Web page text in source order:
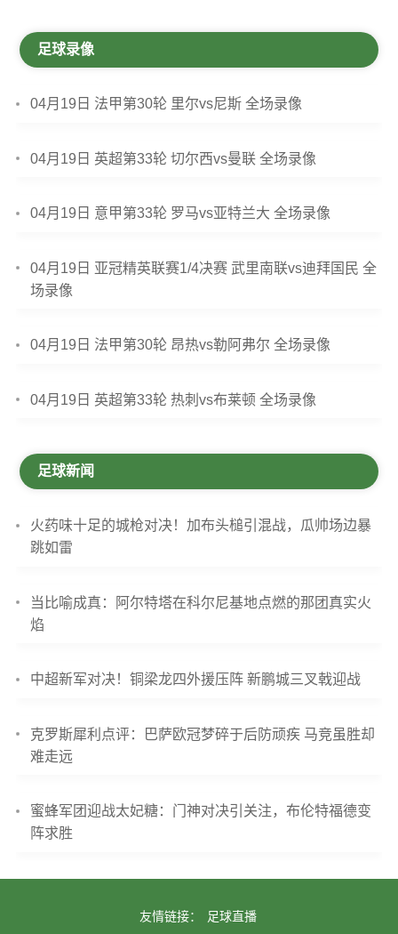
足球录像
04月19日 法甲第30轮 里尔vs尼斯 全场录像
04月19日 英超第33轮 切尔西vs曼联 全场录像
04月19日 意甲第33轮 罗马vs亚特兰大 全场录像
04月19日 亚冠精英联赛1/4决赛 武里南联vs迪拜国民 全
场录像
04月19日 法甲第30轮 昂热vs勒阿弗尔 全场录像
04月19日 英超第33轮 热刺vs布莱顿 全场录像
足球新闻
火药味十足的城枪对决！加布头槌引混战，瓜帅场边暴
跳如雷
当比喻成真：阿尔特塔在科尔尼基地点燃的那团真实火
焰
中超新军对决！铜梁龙四外援压阵 新鹏城三叉戟迎战
克罗斯犀利点评：巴萨欧冠梦碎于后防顽疾 马竞虽胜却
难走远
蜜蜂军团迎战太妃糖：门神对决引关注，布伦特福德变
阵求胜
友情链接： 足球直播